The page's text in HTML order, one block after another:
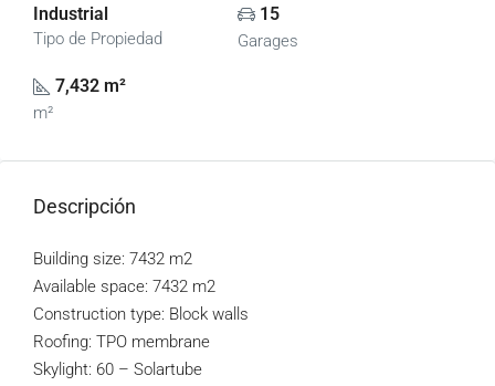
Industrial
Tipo de Propiedad
15
Garages
7,432 m²
m²
Descripción
Building size: 7432 m2
Available space: 7432 m2
Construction type: Block walls
Roofing: TPO membrane
Skylight: 60 – Solartube